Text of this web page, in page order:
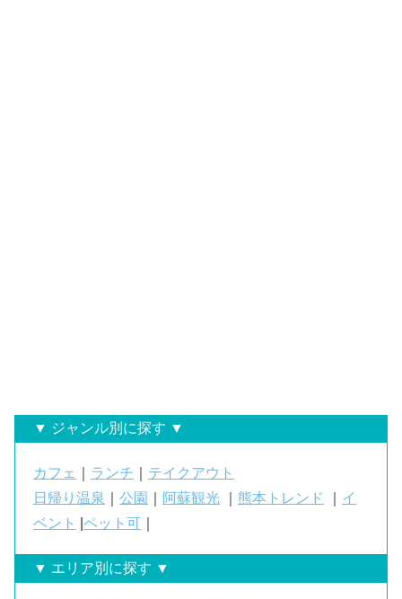
▼ ジャンル別に探す ▼
カフェ ランチ
テイクアウト
日帰り温泉
公園 阿蘇観光 熊本トレンド
イ
ベント
ペット可
▼ エリア別に探す ▼